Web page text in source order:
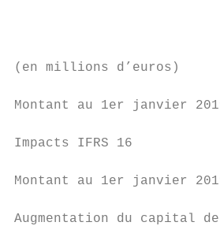
(en millions d’euros)
Montant au 1er
Impacts IFRS 16
Montant au 1er
Augmentation du